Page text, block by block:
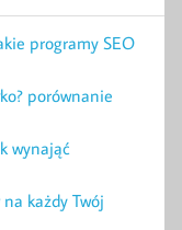
programy SEO
porównanie
wynająć
każdy Twój